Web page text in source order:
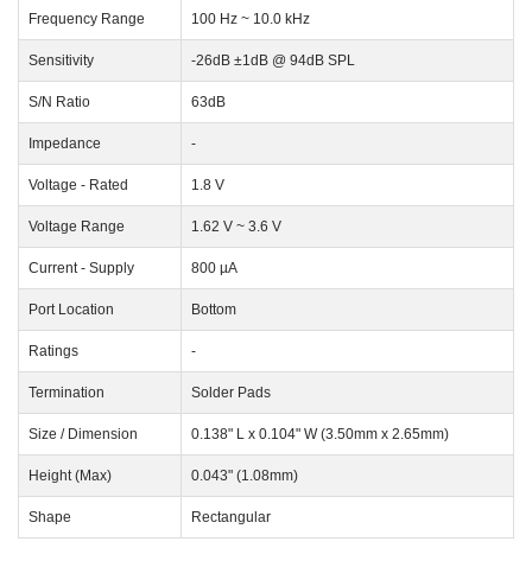
Frequency Range 100 Hz ~ 10.0 kHz
Sensitivity -26dB ±1dB @ 94dB SPL
S/N Ratio 63dB
Impedance -
Voltage - Rated 1.8 V
Voltage Range 1.62 V ~ 3.6 V
Current - Supply 800 µA
Port Location Bottom
Ratings -
Termination Solder Pads
Size / Dimension 0.138" L x 0.104" W (3.50mm x 2.65mm)
Height (Max) 0.043" (1.08mm)
Shape Rectangular